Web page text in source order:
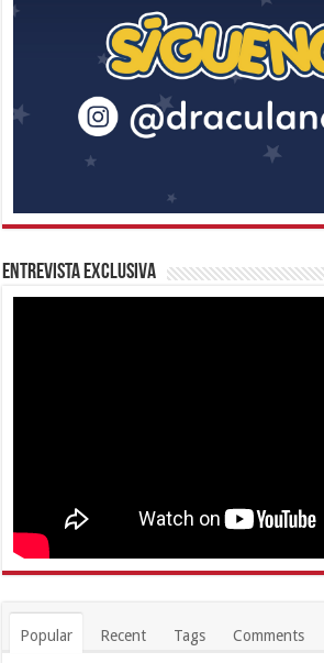
Entrevista Exclusiva
Popular Recent Tags Comments